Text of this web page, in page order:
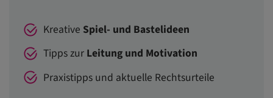
Kreative Spiel- und Bastelideen
Tipps zur Leitung und Motivation
Praxistipps und aktuelle Rechtsurteile